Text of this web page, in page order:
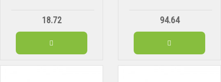
18.72 94.64